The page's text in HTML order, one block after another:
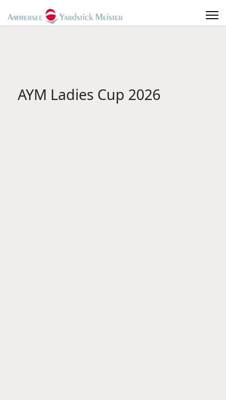
AYM Ladies Cup 2026